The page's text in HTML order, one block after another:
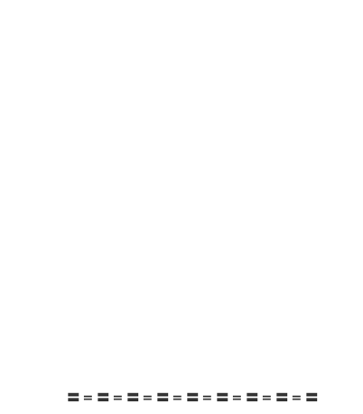
〓＝〓＝〓＝〓＝〓＝〓＝〓＝〓＝〓